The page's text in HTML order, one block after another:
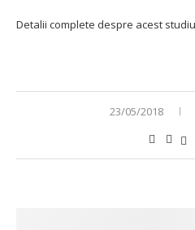
Detalii complete despre acest
23/05/2018